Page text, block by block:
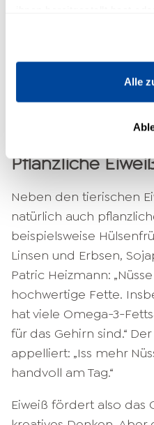
Alle
hohen Alter gut
ganze Ei mit Eigelb
Schutzstoffe drin, die
Fleck schützen. Oder
sehende Augen. Also
Frühstücksei und
Pflanzliche
Neben den tierischen
natürlich auch
beispielsweise
Linsen und Erbsen,
Patric Heizmann:
hochwertige Fette.
hat viele Omega-3-
für das Gehirn sind.“
appelliert: „Iss mehr
handvoll am Tag.“
Eiweiß fördert also das